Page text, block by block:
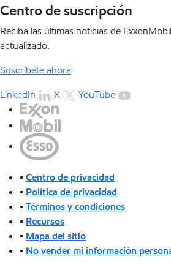
Centro de suscripción
Reciba las últimas noticias de
actualizado.
Suscríbete ahora
LinkedIn
X YouTube
•Centro de privacidad
• Política de privacidad
•Términos y condiciones
• Recursos
• Mapa del sitio
• No vender mi información